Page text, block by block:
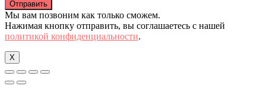
Мы вам позвоним как только сможем.
Нажимая кнопку отправить, вы соглашаетесь с нашей
политикой конфиденциальности.
X